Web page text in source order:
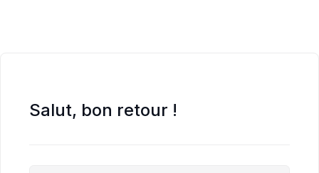
Salut, bon retour !